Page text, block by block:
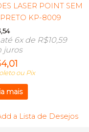
LASER POINT SEM
KP-8009
6x de R$10,59
juros
ou Pix
mais
a Lista de Desejos